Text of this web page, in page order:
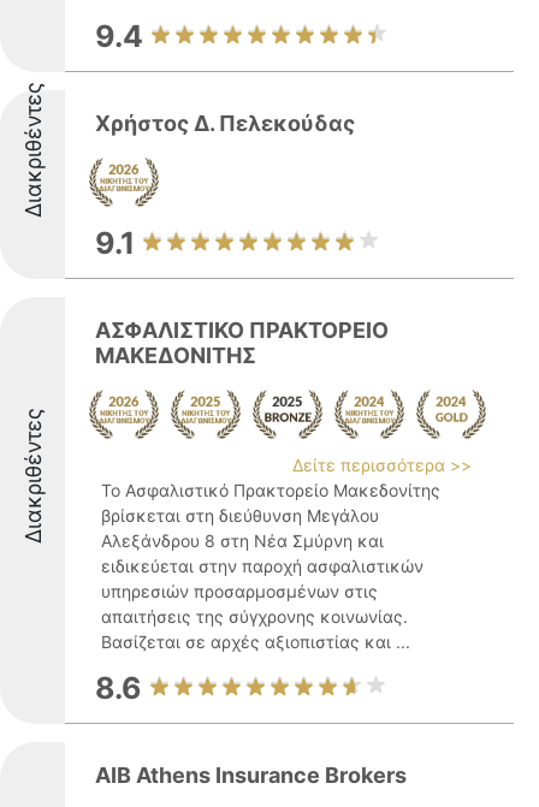
9.4
Διακριθέντες Χρήστος Δ. Πελεκούδας
9.1
Διακριθέντες
ΑΣΦΑΛΙΣΤΙΚΟ ΠΡΑΚΤΟΡΕΙΟ
ΜΑΚΕΔΟΝΙΤΗΣ
Δείτε περισσότερα >>
Το Ασφαλιστικό Πρακτορείο Μακεδονίτης
βρίσκεται στη διεύθυνση Μεγάλου
Αλεξάνδρου 8 στη Νέα Σμύρνη και
ειδικεύεται στην παροχή ασφαλιστικών
υπηρεσιών προσαρμοσμένων στις
απαιτήσεις της σύγχρονης κοινωνίας.
Βασίζεται σε αρχές αξιοπιστίας και ...
8.6
AIB Athens Insurance Brokers